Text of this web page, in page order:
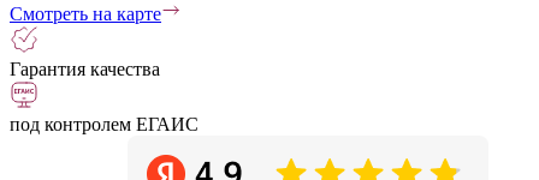
Смотреть на карте
Гарантия качества
под контролем ЕГАИС